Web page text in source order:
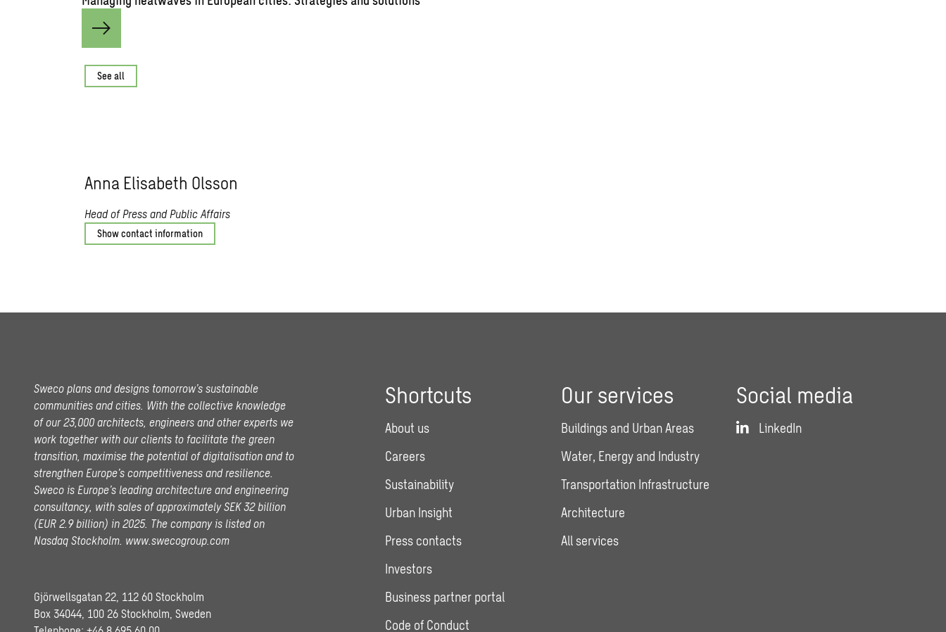
See all
Anna Elisabeth Olsson
Head of Press and Public Affairs
Show contact information
Sweco plans and designs tomorrow’s sustainable
communities and cities. With the collective knowledge
of our 23,000 architects, engineers and other experts we
work together with our clients to facilitate the green
transition, maximise the potential of digitalisation and to
strengthen Europe’s competitiveness and resilience.
Sweco is Europe’s leading architecture and engineering
consultancy, with sales of approximately SEK 32 billion
(EUR 2.9 billion) in 2025. The company is listed on
Nasdaq Stockholm. www.swecogroup.com
Gjörwellsgatan 22, 112 60 Stockholm
Box 34044, 100 26 Stockholm, Sweden
Shortcuts
About us
Careers
Sustainability
Urban Insight
Press contacts
Investors
Business partner portal
Code of Conduct
Our services
Buildings and Urban Areas
Water, Energy and Industry
Transportation Infrastructure
Architecture
All services
Social media
LinkedIn